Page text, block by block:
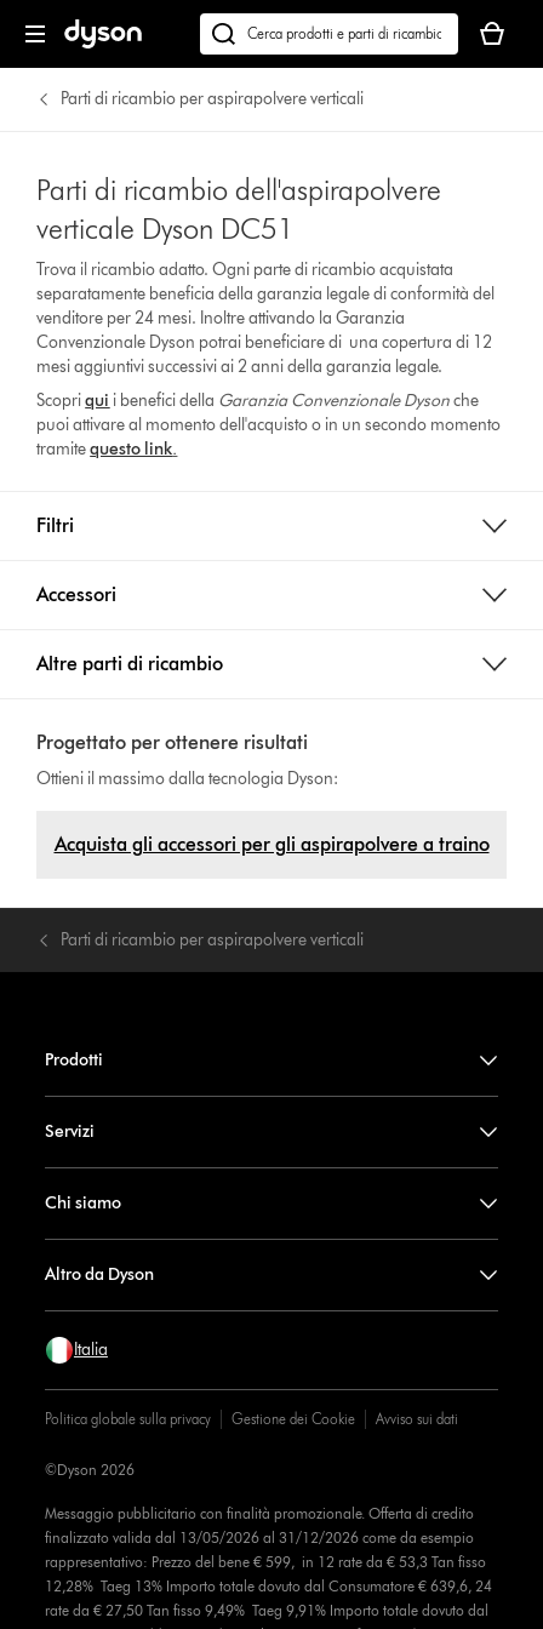
Cerca
su
dyson.it
carrello
è
Parti di ricambio per aspirapolvere verticali
Parti di ricambio dell'aspirapolvere
verticale Dyson DC51
Trova il ricambio adatto. Ogni parte di ricambio acquistata
separatamente beneficia della garanzia legale di conformità del
venditore per 24 mesi. Inoltre attivando la Garanzia
Convenzionale Dyson potrai beneficiare di una copertura di 12
mesi aggiuntivi successivi ai 2 anni della garanzia legale.
Scopriqui i benefici della Garanzia Convenzionale Dysonche
puoi attivare al momento dell'acquisto o in un secondo momento
tramitequesto link.
Filtri
Accessori
Altre parti di ricambio
Progettato per ottenere risultati
Ottieni il massimo dalla tecnologia Dyson:
Acquista gli accessori per gli aspirapolvere a traino
Parti di ricambio per aspirapolvere verticali
Prodotti
Servizi
Chi siamo
Altro da Dyson
Italia
Politica globale sulla privacy Gestione dei Cookie Avviso sui dati
Messaggio pubblicitario con finalità promozionale. Offerta di credito
finalizzato valida dal 13/05/2026 al 31/12/2026 come da esempio
rappresentativo: Prezzo del bene € 599, in 12 rate da € 53,3 Tan fisso
12,28% Taeg 13% Importo totale dovuto dal Consumatore € 639,6, 24
rate da € 27,50 Tan fisso 9,49% Taeg 9,91% Importo totale dovuto dal
©Dyson 2026